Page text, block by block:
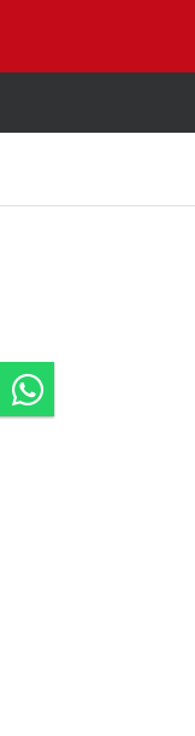
Yapay zekadan